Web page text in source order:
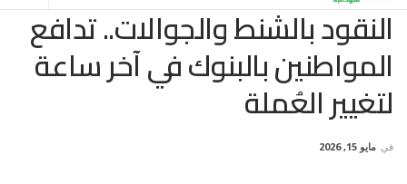
النقود بالشنط والجوالات.. تدافع
المواطنين بالبنوك في آخر ساعة
لتغيير العُملة
في مايو 15, 2026